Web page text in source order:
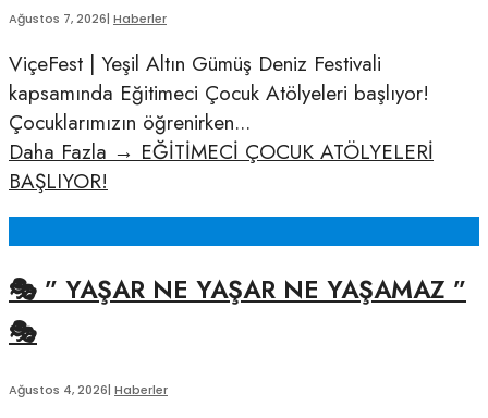
Ağustos 7, 2026| Haberler
ViçeFest | Yeşil Altın Gümüş Deniz Festivali
kapsamında Eğitimeci Çocuk Atölyeleri başlıyor!
Çocuklarımızın öğrenirken...
Daha Fazla → EĞİTİMECİ ÇOCUK ATÖLYELERİ
BAŞLIYOR!
🎭 ” YAŞAR NE YAŞAR NE YAŞAMAZ ”
🎭
Ağustos 4, 2026| Haberler